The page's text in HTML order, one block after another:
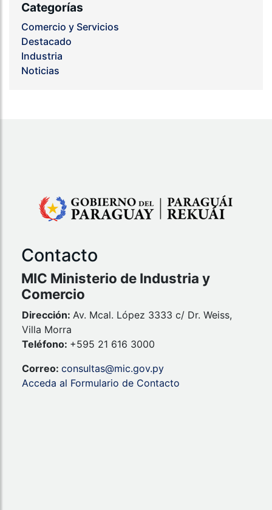
Categorías
Comercio y Servicios
Destacado
Industria
Noticias
Contacto
MIC Ministerio de Industria y
Comercio
Dirección: Av. Mcal. López 3333 c/ Dr. Weiss,
Villa Morra
Teléfono: +595 21 616 3000
Correo: consultas@mic.gov.py
Acceda al Formulario de Contacto